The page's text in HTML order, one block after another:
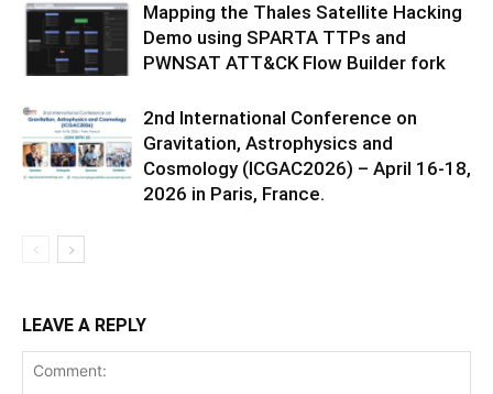
Mapping the Thales Satellite Hacking
Demo using SPARTA TTPs and
PWNSAT ATT&CK Flow Builder fork
2nd International Conference on
Gravitation, Astrophysics and
Cosmology (ICGAC2026) – April 16-18,
2026 in Paris, France.
LEAVE A REPLY